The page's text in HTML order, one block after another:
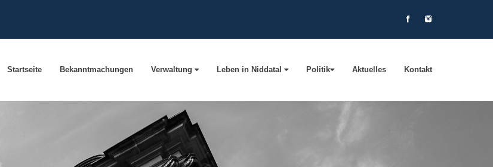
Startseite Bekanntmachungen Verwaltung Leben in Niddatal Politik Aktuelles Kontakt